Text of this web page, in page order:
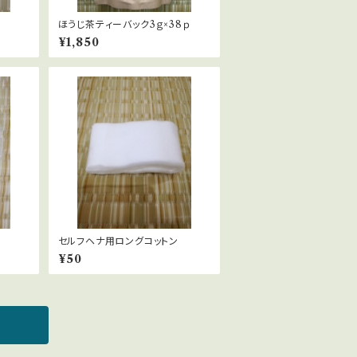
ほうじ茶ティーバック3ｇ×38ｐ
¥1,850
セルフヘナ用ロングコットン
¥50